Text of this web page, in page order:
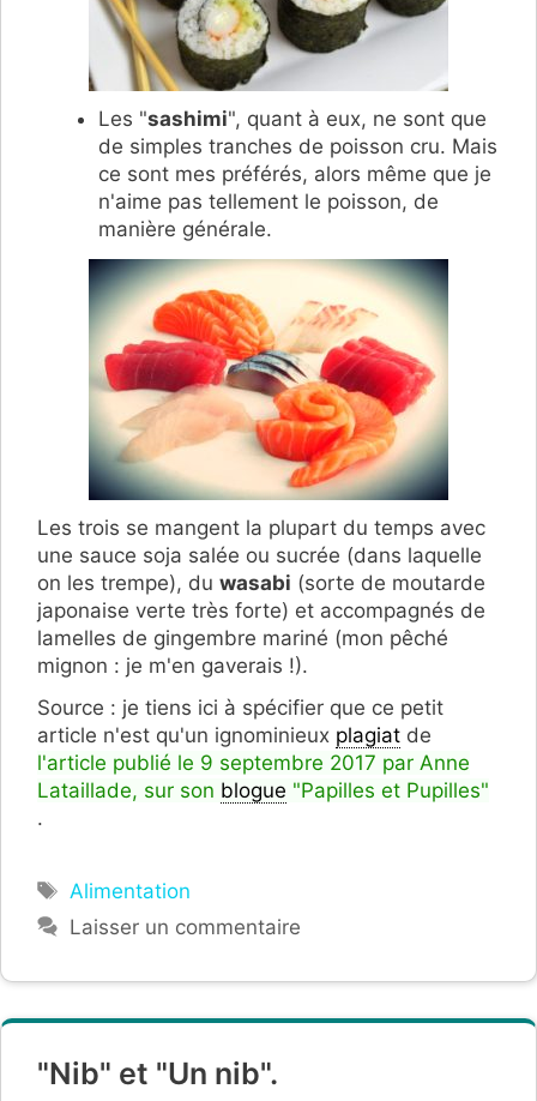
Les "sashimi", quant à eux, ne sont que
de simples tranches de poisson cru. Mais
ce sont mes préférés, alors même que je
n'aime pas tellement le poisson, de
manière générale.
Les trois se mangent la plupart du temps avec
une sauce soja salée ou sucrée (dans laquelle
on les trempe), du wasabi (sorte de moutarde
japonaise verte très forte) et accompagnés de
lamelles de gingembre mariné (mon pêché
mignon : je m'en gaverais !).
Source : je tiens ici à spécifier que ce petit
article n'est qu'un ignominieux plagiat de
l'article publié le 9 septembre 2017 par Anne
Lataillade, sur son blogue "Papilles et Pupilles"
.
Étiquettes
Alimentation
Laisser un commentaire
"Nib" et "Un nib".